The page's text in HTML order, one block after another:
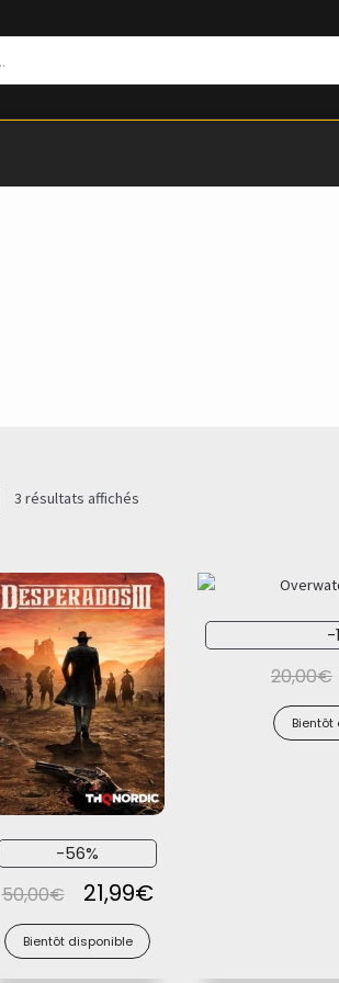
3 résultats affichés
-56%
50,00€ 21,99€
Bientôt disponible
-
20,00€